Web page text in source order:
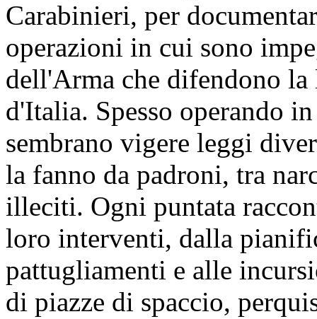
Carabinieri, per
operazioni in cui sono
dell'Arma che difendono
d'Italia. Spesso operando
sembrano vigere leggi
la fanno da padroni, tra
illeciti. Ogni puntata
loro interventi, dalla
pattugliamenti e alle
di piazze di spaccio,